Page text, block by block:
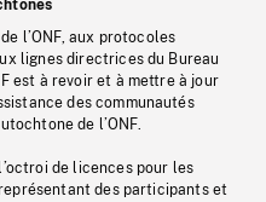
l’ONF, aux protocoles
lignes directrices du Bureau
est à revoir et à mettre à jour
des communautés
de l’ONF.
de licences pour les
des participants et